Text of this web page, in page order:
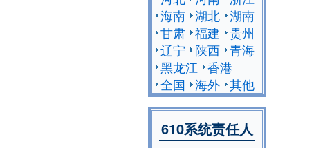
海南 湖北 湖南
甘肃 福建 贵州
辽宁
陕西 青海
黑龙江 香港
全国 海外 其他
610系统责任人